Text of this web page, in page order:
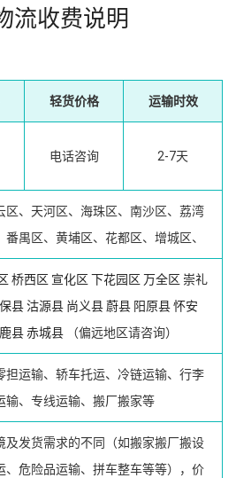
流收费说明
轻货价格 运输时效
电话咨询 2-7天
区、天河区、海珠区、南沙区、荔湾
番禺区、黄埔区、花都区、增城区、
桥西区 宣化区 下花园区 万全区 崇礼
县沽源县 尚义县蔚县 阳原县怀安
县赤城县 （偏远地区请咨询）
担运输、轿车托运、冷链运输、行李
输、专线运输、搬厂搬家等
及发货需求的不同（如搬家搬厂搬设
、危险品运输、拼车整车等等），价